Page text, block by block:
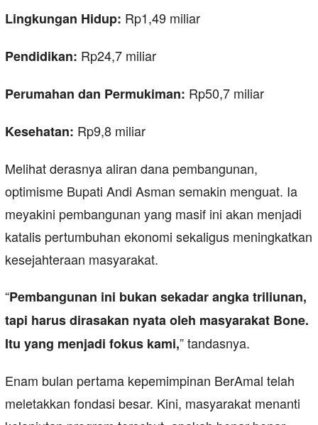
Lingkungan Hidup: Rp1,49 miliar
Pendidikan: Rp24,7 miliar
Perumahan dan Permukiman: Rp50,7 miliar
Kesehatan: Rp9,8 miliar
Melihat derasnya aliran dana pembangunan,
optimisme Bupati Andi Asman semakin menguat. Ia
meyakini pembangunan yang masif ini akan menjadi
katalis pertumbuhan ekonomi sekaligus meningkatkan
kesejahteraan masyarakat.
“Pembangunan ini bukan sekadar angka triliunan,
tapi harus dirasakan nyata oleh masyarakat Bone.
Itu yang menjadi fokus kami,” tandasnya.
Enam bulan pertama kepemimpinan BerAmal telah
meletakkan fondasi besar. Kini, masyarakat menanti